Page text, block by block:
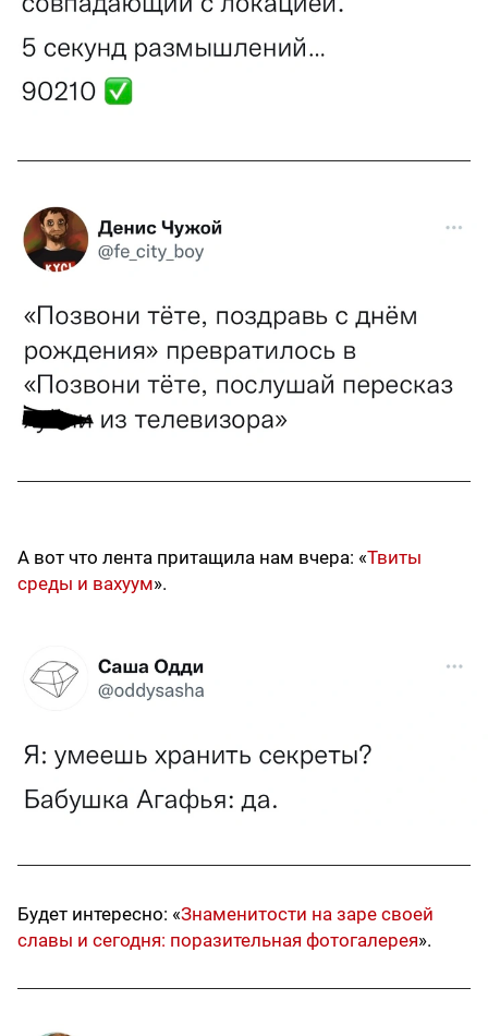
А вот что лента притащила нам вчера: «Твиты
среды и вахуум».
Будет интересно: «Знаменитости на заре своей
славы и сегодня: поразительная фотогалерея».